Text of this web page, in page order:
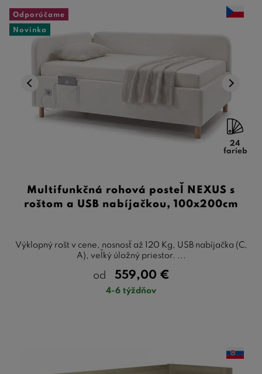
Odporúčame
Novinka
24
farieb
Multifunkčná rohová posteľ NEXUS s
roštom a USB nabíjačkou, 100x200cm
Výklopný rošt v cene, nosnosť až 120 Kg, USB nabíjačka (C,
A), veľký úložný priestor. ...
od 559,00 €
4-6 týždňov